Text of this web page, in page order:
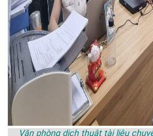
Văn phòng dịch thuật tài liệu